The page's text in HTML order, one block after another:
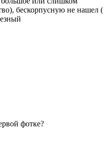
бескорпусную не нашел (
фотке?